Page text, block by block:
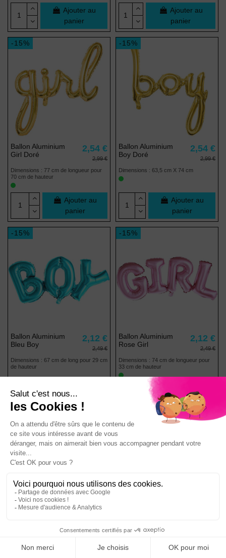
Ajouter au
panier
Ajouter au
panier
-15%
Ballon Aluminium
Girl Doré
2,54 €
2,99 €
Dimensions : 77 cm de longueur pour
70 cm de hauteur
Ajouter au
panier
-15%
Ballon Aluminium
Boy Doré
2,54 €
2,99 €
Dimensions : 63,5 cm X 74 cm
Ajouter au
panier
-15%
Ballon Aluminium
Bleu Boy
2,12 €
2,49 €
Dimensions : 67 cm de long pour 29 cm
de hauteur
panier
-15%
Ballon Aluminium
Rose Girl
2,12 €
2,49 €
Dimensions : 74 cm de longueur pour
33 cm de hauteur
Ajouter au
panier
Dimensions : 51 cm de haut pour 45
-15%
Assiette Baby in
Bloom - Lot de 8
Diamètre : 24 cm